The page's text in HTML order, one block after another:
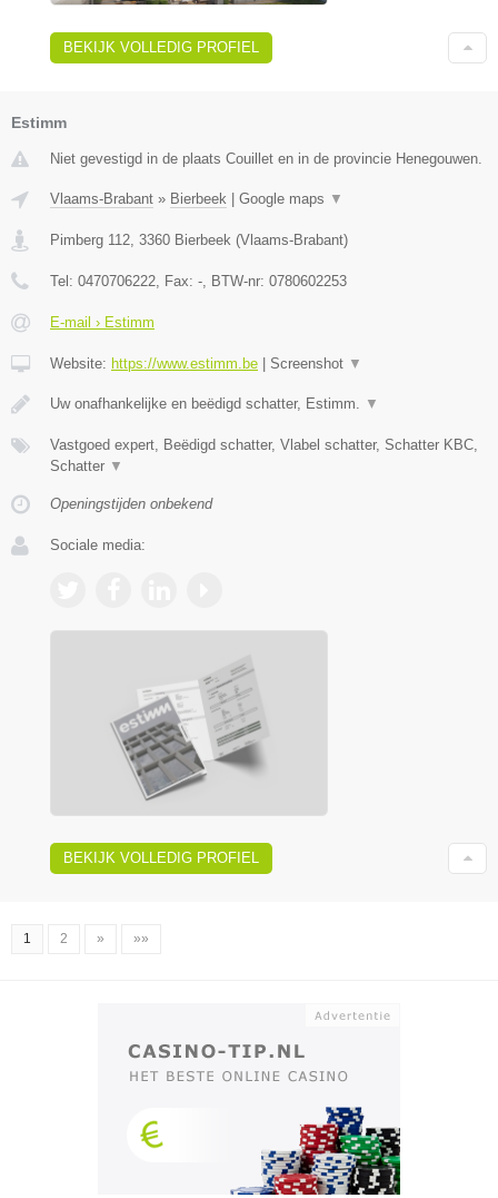
BEKIJK VOLLEDIG PROFIEL
Estimm
Niet gevestigd in de plaats Couillet en in de provincie Henegouwen.
Vlaams-Brabant » Bierbeek Google maps ▼
Pimberg 112 3360 Bierbeek (Vlaams-Brabant)
Tel: 0470706222 , Fax: - , BTW-nr: 0780602253
E-mail › Estimm
Website: https://www.estimm.be Screenshot ▼
Uw onafhankelijke en beëdigd schatter, Estimm. ▼
Vastgoed expert, Beëdigd schatter, Vlabel schatter, Schatter KBC,
Schatter ▼
Openingstijden onbekend
Sociale media:
BEKIJK VOLLEDIG PROFIEL
1 2 » »»